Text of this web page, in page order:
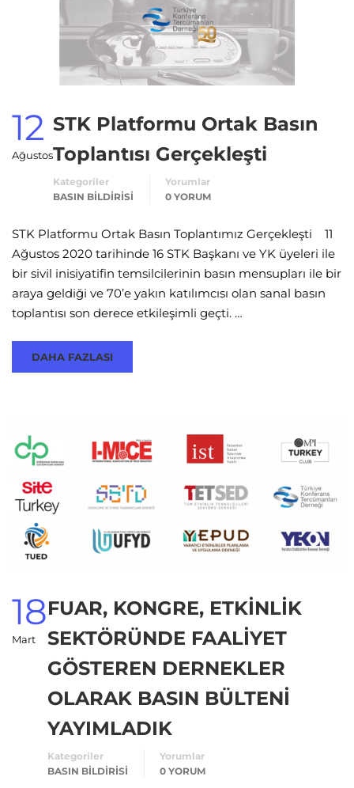
12
Ağustos
STK Platformu Ortak Basın
Toplantısı Gerçekleşti
Kategoriler
BASIN BILDIRISI
Yorumlar
0 YORUM
STK Platformu Ortak Basın Toplantımız Gerçekleşti 11
Ağustos 2020 tarihinde 16 STK Başkanı ve YK üyeleri ile
bir sivil inisiyatifin temsilcilerinin basın mensupları ile bir
araya geldiği ve 70’e yakın katılımcısı olan sanal basın
toplantısı son derece etkileşimli geçti. …
DAHA FAZLASI
18
Mart
FUAR, KONGRE, ETKİNLİK
SEKTÖRÜNDE FAALİYET
GÖSTEREN DERNEKLER
OLARAK BASIN BÜLTENİ
YAYIMLADIK
Kategoriler
BASIN BILDIRISI
Yorumlar
0 YORUM